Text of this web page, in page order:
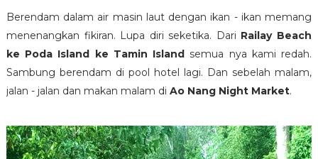
Berendam dalam air masin laut dengan ikan - ikan memang
menenangkan fikiran. Lupa diri seketika. Dari Railay Beach
ke Poda Island ke Tamin Island semua nya kami redah.
Sambung berendam di pool hotel lagi. Dan sebelah malam,
jalan - jalan dan makan malam di Ao Nang Night Market.